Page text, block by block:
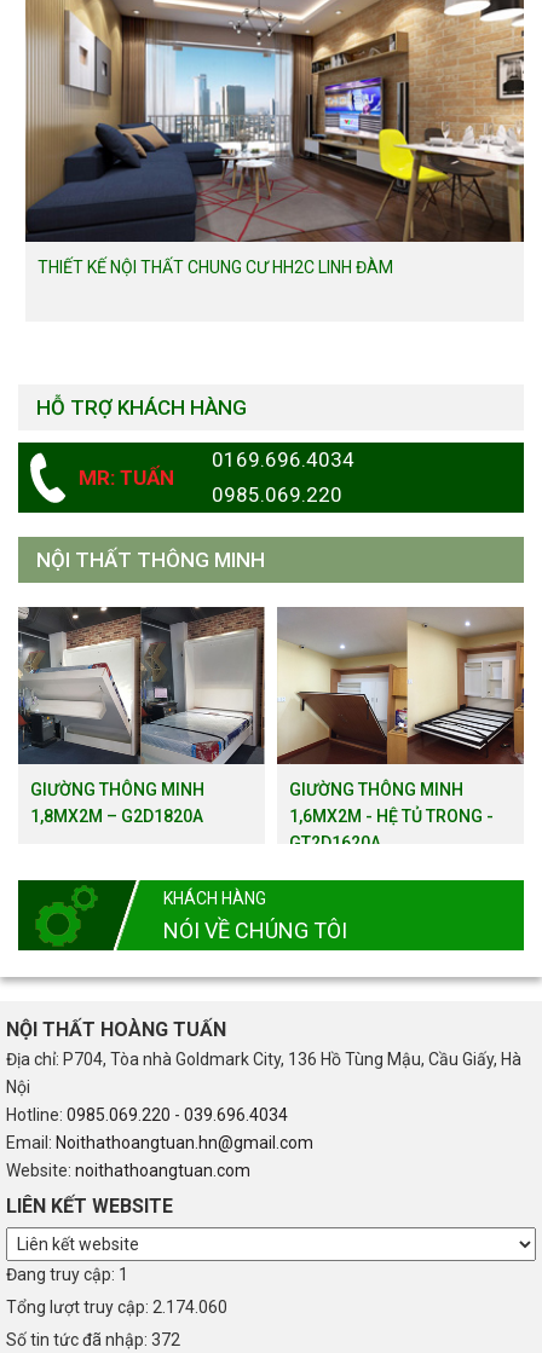
THIẾT KẾ NỘI THẤT CHUNG CƯ HH2C LINH ĐÀM
HỖ TRỢ KHÁCH HÀNG
MR: TUẤN
0169.696.4034
0985.069.220
NỘI THẤT THÔNG MINH
GIƯỜNG THÔNG MINH
1,8MX2M – G2D1820A
GIƯỜNG THÔNG MINH
1,6MX2M - HỆ TỦ TRONG -
GT2D1620A
KHÁCH HÀNG
NÓI VỀ CHÚNG TÔI
NỘI THẤT HOÀNG TUẤN
Địa chỉ: P704, Tòa nhà Goldmark City, 136 Hồ Tùng Mậu, Cầu Giấy, Hà
Nội
Hotline: 0985.069.220 - 039.696.4034
Email: Noithathoangtuan.hn@gmail.com
Website: noithathoangtuan.com
LIÊN KẾT WEBSITE
Đang truy cập: 1
Tổng lượt truy cập: 2.174.060
Số tin tức đã nhập: 372